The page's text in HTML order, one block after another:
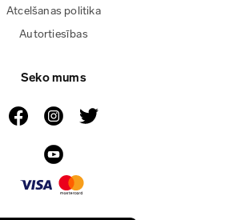
Atcelšanas politika
Autortiesības
Seko mums